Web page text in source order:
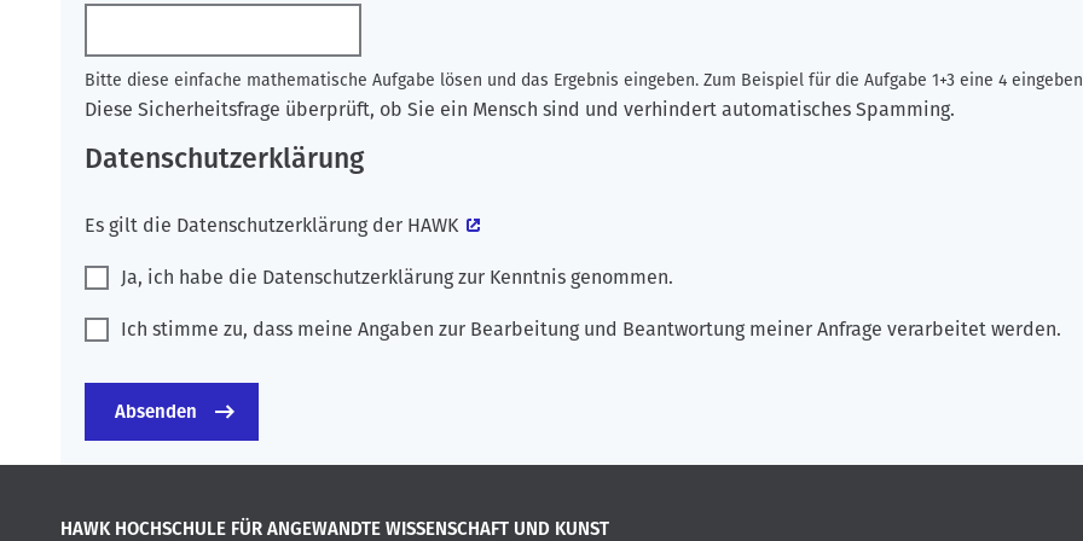
Bitte diese einfache mathematische Aufgabe lösen und das Ergebnis eingeben. Zum Beispiel für die Aufgabe 1+3 eine 4
Diese Sicherheitsfrage überprüft, ob Sie ein Mensch sind und verhindert automatisches Spamming.
Datenschutzerklärung
Es gilt die Datenschutzerklärung der HAWK
Ja, ich habe die Datenschutzerklärung zur Kenntnis genommen.
Ich stimme zu, dass meine Angaben zur Bearbeitung und Beantwortung meiner Anfrage verarbeitet werden.
HAWK HOCHSCHULE FÜR ANGEWANDTE WISSENSCHAFT UND KUNST